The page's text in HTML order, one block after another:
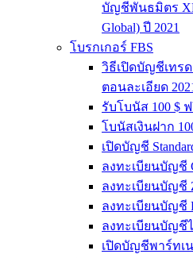
บัญชีพันธมิตร
Global) ปี 2021
โบรกเกอร์ FBS
วิธีเปิดบัญชีเทร
ตอนละเอียด
รับโบนัส 100 $
โบนัสเงินฝาก
เปิดบัญชี
ลงทะเบียนบัญชี
ลงทะเบียนบัญชี
ลงทะเบียนบัญชี
ลงทะเบียนบัญชี
เปิดบัญชีพาร์ทเ